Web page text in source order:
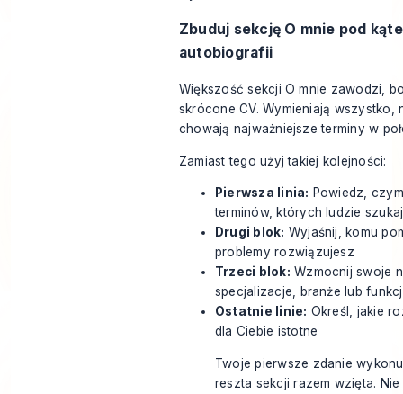
Zbuduj sekcję O mnie pod
autobiografii
Większość sekcji O mnie zawodzi,
skrócone CV. Wymieniają
chowają najważniejsze terminy w
Zamiast tego użyj takiej kolejności:
Pierwsza linia: Powiedz,
terminów, których ludzie
Drugi blok: Wyjaśnij, komu
problemy rozwiązujesz
Trzeci blok: Wzmocnij swoje
specjalizacje, branże lub
Ostatnie linie: Określ, jakie
dla Ciebie istotne
Twoje pierwsze zdanie
reszta sekcji razem wzięta.